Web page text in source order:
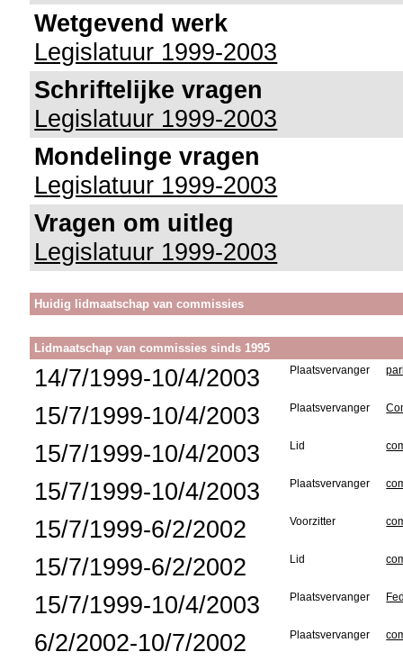
Wetgevend werk
Legislatuur 1999-2003
Schriftelijke vragen
Legislatuur 1999-2003
Mondelinge vragen
Legislatuur 1999-2003
Vragen om uitleg
Legislatuur 1999-2003
Huidig lidmaatschap van commissies
Lidmaatschap van commissies sinds 1995
14/7/1999-10/4/2003 Plaatsvervanger
15/7/1999-10/4/2003 Plaatsvervanger
15/7/1999-10/4/2003 Lid
15/7/1999-10/4/2003 Plaatsvervanger
15/7/1999-6/2/2002 Voorzitter
15/7/1999-6/2/2002 Lid
15/7/1999-10/4/2003 Plaatsvervanger
6/2/2002-10/7/2002 Plaatsvervanger